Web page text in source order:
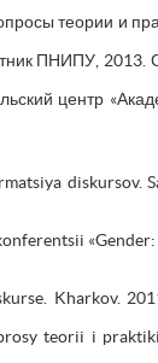
теории и
ПНИПУ, 2013.
центр
diskursov.
«Gender:
Kharkov.
teorii i